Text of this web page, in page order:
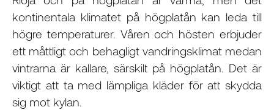
kontinentala klimatet på högplatån kan leda till
högre temperaturer. Våren och hösten erbjuder
ett måttligt och behagligt vandringsklimat medan
vintrarna är kallare, särskilt på högplatån. Det är
viktigt att ta med lämpliga kläder för att skydda
sig mot kylan.